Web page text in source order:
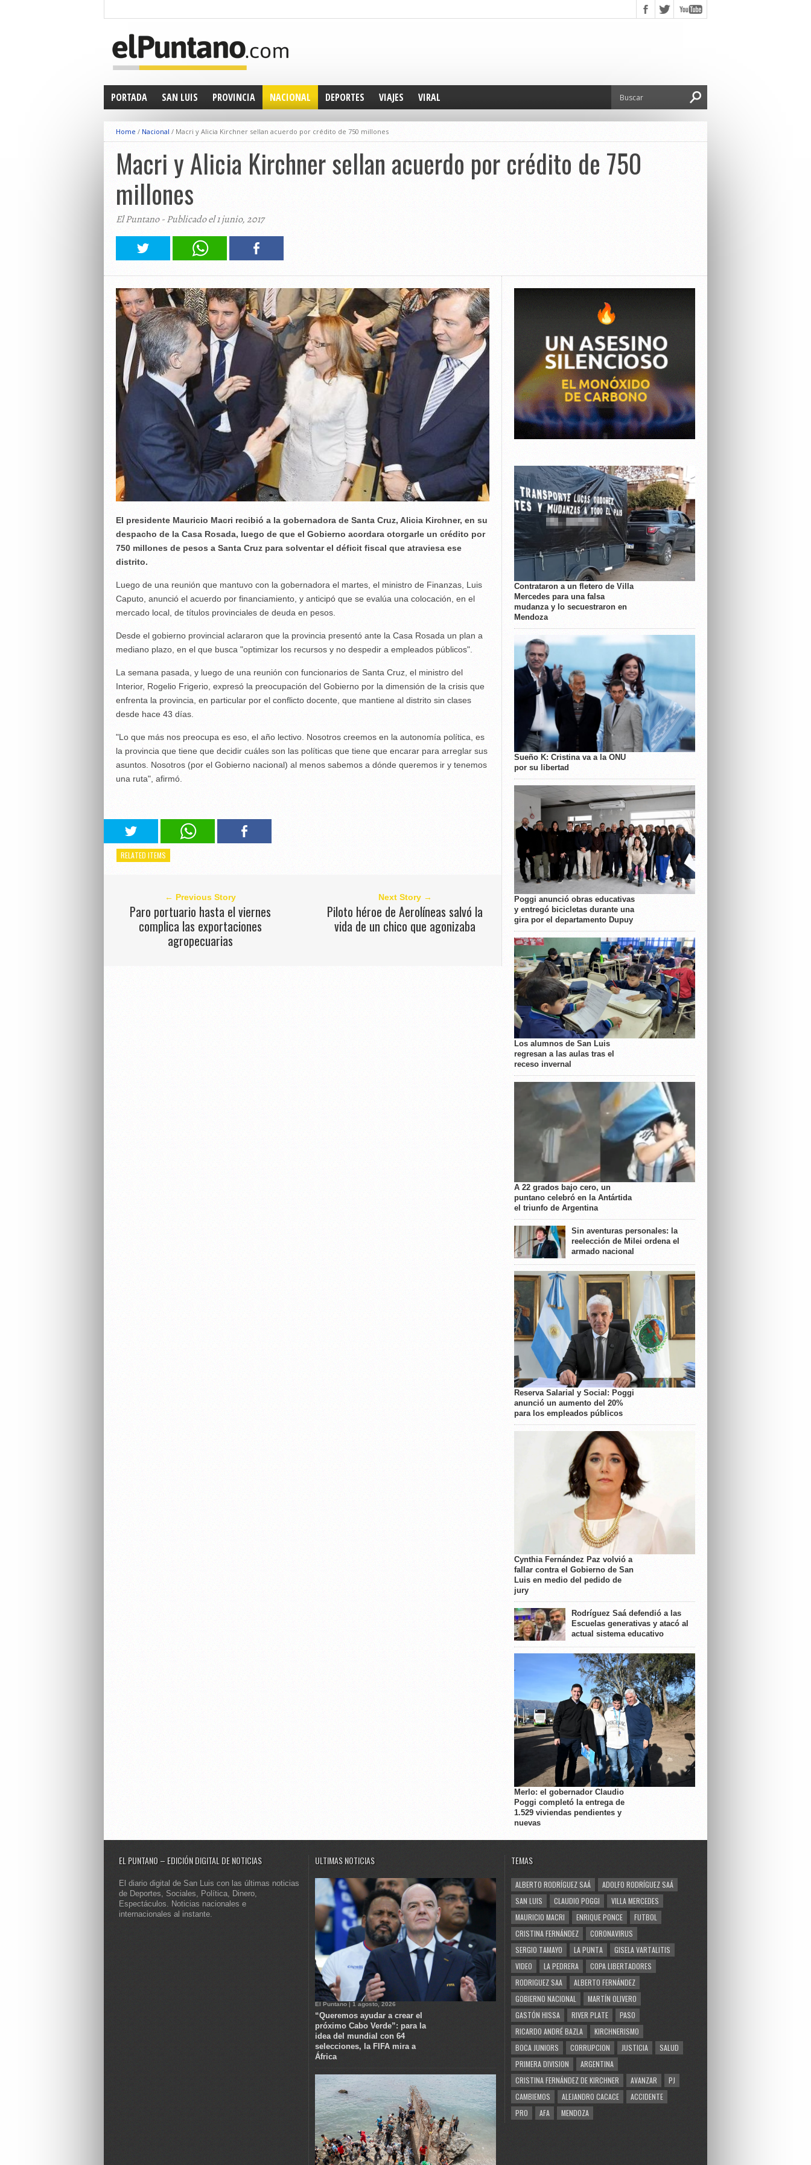
PORTADA SAN LUIS PROVINCIA NACIONAL DEPORTES VIAJES VIRAL
Home / Nacional / Macri y Alicia Kirchner sellan acuerdo por crédito de 750 millones
Macri y Alicia Kirchner sellan acuerdo por crédito de 750
millones
El Puntano - Publicado el 1 junio, 2017
El presidente Mauricio Macri recibió a la gobernadora de Santa Cruz, Alicia Kirchner, en su
despacho de la Casa Rosada, luego de que el Gobierno acordara otorgarle un crédito por
750 millones de pesos a Santa Cruz para solventar el déficit fiscal que atraviesa ese
distrito.
Luego de una reunión que mantuvo con la gobernadora el martes, el ministro de Finanzas, Luis
Caputo, anunció el acuerdo por financiamiento, y anticipó que se evalúa una colocación, en el
mercado local, de títulos provinciales de deuda en pesos.
Desde el gobierno provincial aclararon que la provincia presentó ante la Casa Rosada un plan a
mediano plazo, en el que busca "optimizar los recursos y no despedir a empleados públicos".
La semana pasada, y luego de una reunión con funcionarios de Santa Cruz, el ministro del
Interior, Rogelio Frigerio, expresó la preocupación del Gobierno por la dimensión de la crisis que
enfrenta la provincia, en particular por el conflicto docente, que mantiene al distrito sin clases
desde hace 43 días.
"Lo que más nos preocupa es eso, el año lectivo. Nosotros creemos en la autonomía política, es
la provincia que tiene que decidir cuáles son las políticas que tiene que encarar para arreglar sus
asuntos. Nosotros (por el Gobierno nacional) al menos sabemos a dónde queremos ir y tenemos
una ruta", afirmó.
RELATED ITEMS
← Previous Story
Paro portuario hasta el viernes
complica las exportaciones
agropecuarias
Next Story →
Piloto héroe de Aerolíneas salvó la
vida de un chico que agonizaba
Contrataron a un fletero de Villa
Mercedes para una falsa
mudanza y lo secuestraron en
Mendoza
Sueño K: Cristina va a la ONU
por su libertad
Poggi anunció obras educativas
y entregó bicicletas durante una
gira por el departamento Dupuy
Los alumnos de San Luis
regresan a las aulas tras el
receso invernal
A 22 grados bajo cero, un
puntano celebró en la Antártida
el triunfo de Argentina
Sin aventuras personales: la
reelección de Milei ordena el
armado nacional
Reserva Salarial y Social: Poggi
anunció un aumento del 20%
para los empleados públicos
Cynthia Fernández Paz volvió a
fallar contra el Gobierno de San
Luis en medio del pedido de
jury
Rodríguez Saá defendió a las
Escuelas generativas y atacó al
actual sistema educativo
Merlo: el gobernador Claudio
Poggi completó la entrega de
1.529 viviendas pendientes y
nuevas
EL PUNTANO – EDICIÓN DIGITAL DE NOTICIAS
El diario digital de San Luis con las últimas noticias
de Deportes, Sociales, Política, Dinero,
Espectáculos. Noticias nacionales e
internacionales al instante.
ULTIMAS NOTICIAS
El Puntano | 1 agosto, 2026
“Queremos ayudar a crear el
próximo Cabo Verde”: para la
idea del mundial con 64
selecciones, la FIFA mira a
África
TEMAS
ALBERTO RODRÍGUEZ SAÁ
ADOLFO RODRÍGUEZ SAÁ
SAN LUIS
CLAUDIO POGGI
VILLA MERCEDES
MAURICIO MACRI
ENRIQUE PONCE
FUTBOL
CRISTINA FERNÁNDEZ
CORONAVIRUS
SERGIO TAMAYO
LA PUNTA
GISELA VARTALITIS
VIDEO
LA PEDRERA
COPA LIBERTADORES
RODRIGUEZ SAA
ALBERTO FERNÁNDEZ
GOBIERNO NACIONAL
MARTÍN OLIVERO
GASTÓN HISSA
RIVER PLATE
PASO
RICARDO ANDRÉ BAZLA
KIRCHNERISMO
BOCA JUNIORS
CORRUPCION JUSTICIA
SALUD
PRIMERA DIVISION
ARGENTINA
CRISTINA FERNÁNDEZ DE KIRCHNER
AVANZAR
PJ
CAMBIEMOS
ALEJANDRO CACACE
ACCIDENTE
PRO
AFA MENDOZA